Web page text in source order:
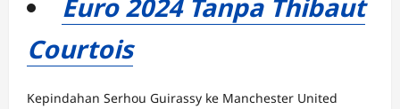
Euro 2024 Tanpa Thibaut
Courtois
Kepindahan Serhou Guirassy ke Manchester United